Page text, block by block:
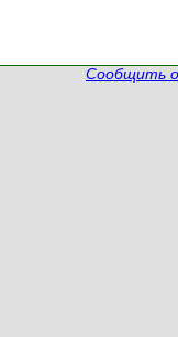
Сообщить о